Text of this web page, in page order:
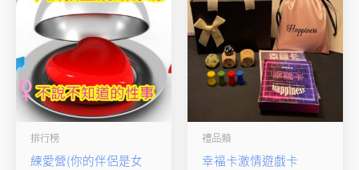
排行榜
練愛營(你的伴侶是女
格：
NT$12,000。
格：
NT$6,800。
禮品類
幸福卡激情遊戲卡
格：
NT$1,680。
格：
NT$1,280。